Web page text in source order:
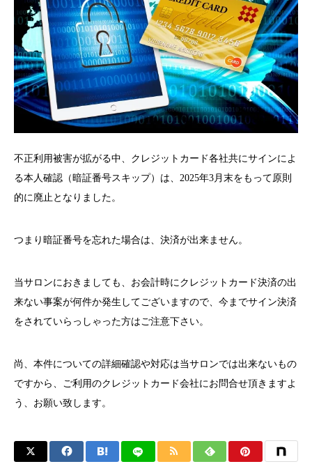
不正利用被害が拡がる中、クレジットカード各社共にサインによ
る本人確認（暗証番号スキップ）は、2025年3月末をもって原則
的に廃止となりました。
つまり暗証番号を忘れた場合は、決済が出来ません。
当サロンにおきましても、お会計時にクレジットカード決済の出
来ない事案が何件か発生してございますので、今までサイン決済
をされていらっしゃった方はご注意下さい。
尚、本件についての詳細確認や対応は当サロンでは出来ないもの
ですから、ご利用のクレジットカード会社にお問合せ頂きますよ
う、お願い致します。